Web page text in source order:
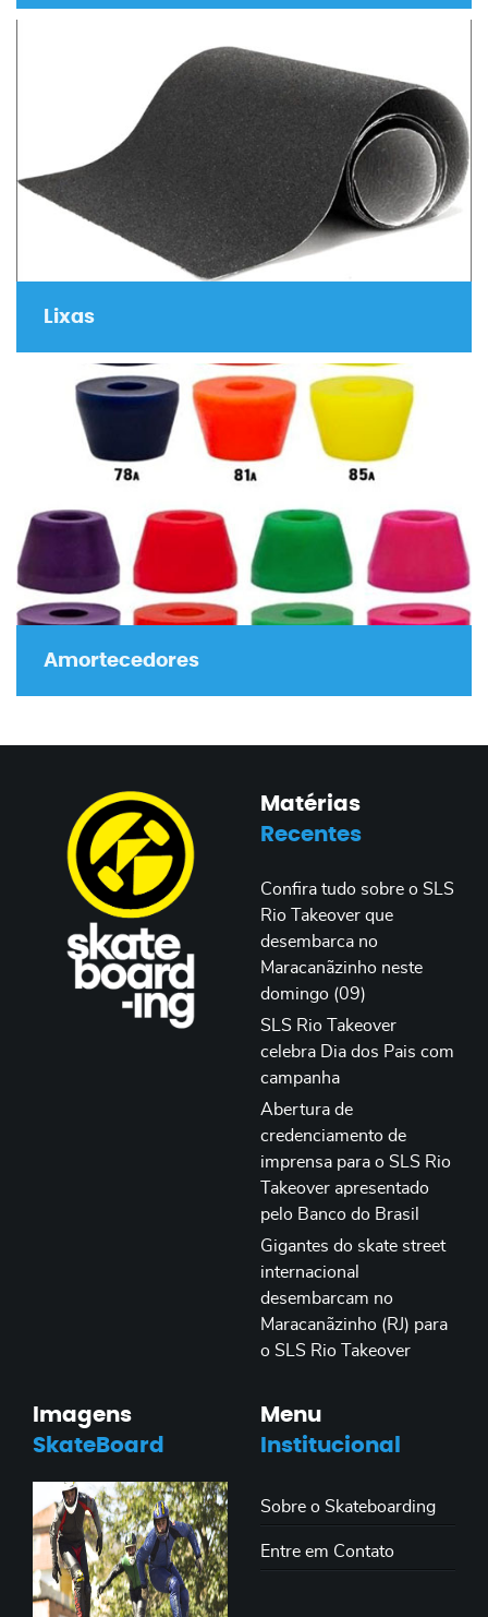
Lixas
Amortecedores
Matérias
Recentes
Confira tudo sobre o SLS
Rio Takeover que
desembarca no
Maracanãzinho neste
domingo (09)
SLS Rio Takeover
celebra Dia dos Pais com
campanha
Abertura de
credenciamento de
imprensa para o SLS Rio
Takeover apresentado
pelo Banco do Brasil
Gigantes do skate street
internacional
desembarcam no
Maracanãzinho (RJ) para
o SLS Rio Takeover
Imagens
SkateBoard
Menu
Institucional
Sobre o Skateboarding
Entre em Contato